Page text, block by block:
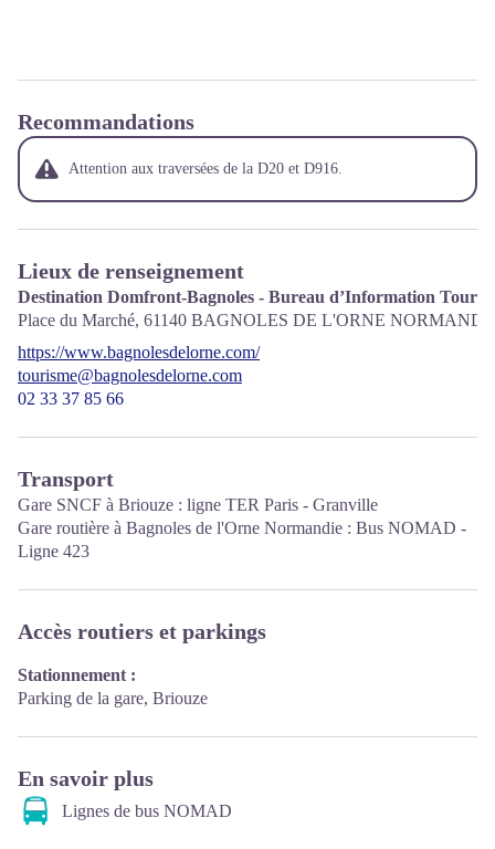
Recommandations
Attention aux traversées de la D20 et D916.
Lieux de renseignement
Destination Domfront-Bagnoles - Bureau d’Information
Place du Marché, 61140 BAGNOLES DE L'ORNE
https://www.bagnolesdelorne.com/
tourisme@bagnolesdelorne.com
02 33 37 85 66
Transport
Gare SNCF à Briouze : ligne TER Paris - Granville
Gare routière à Bagnoles de l'Orne Normandie : Bus NOMAD -
Ligne 423
Accès routiers et parkings
Stationnement :
Parking de la gare, Briouze
En savoir plus
Lignes de bus NOMAD